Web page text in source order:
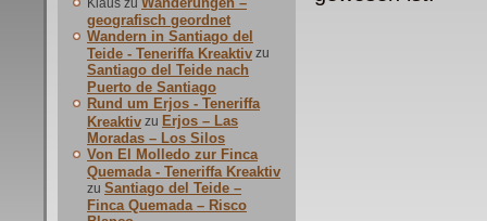
Klaus zu
geografisch geordnet
Wandern in Santiago del
Teide - Teneriffa Kreaktiv zu
Santiago del Teide nach
Puerto de Santiago
Rund um Erjos - Teneriffa
Kreaktiv zu Erjos – Las
Moradas – Los Silos
Von El Molledo zur Finca
Quemada - Teneriffa Kreaktiv
zu Santiago del Teide –
Finca Quemada – Risco